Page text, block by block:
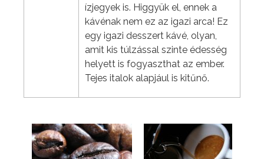
ízjegyek is. Higgyük el, ennek a
kávénak nem ez az igazi arca! Ez
egy igazi desszert kávé, olyan,
amit kis túlzással szinte édesség
helyett is fogyaszthat az ember.
Tejes italok alapjául is kitűnő.